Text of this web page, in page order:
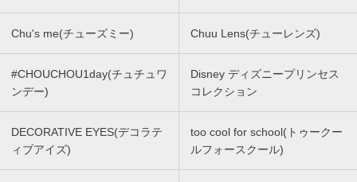
Chu's me(チューズミー) Chuu Lens(チューレンズ)
#CHOUCHOU1day(チュチュワ
ンデー)
Disney ディズニープリンセス
コレクション
DECORATIVE EYES(デコラテ
ィブアイズ)
too cool for school(トゥークー
ルフォースクール)